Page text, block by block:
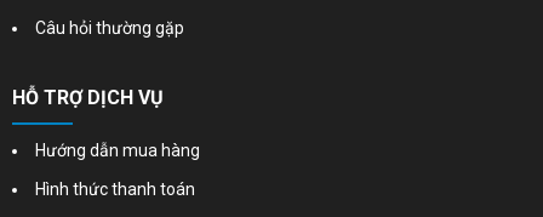
Câu hỏi thường gặp
HỖ TRỢ DỊCH VỤ
Hướng dẫn mua hàng
Hình thức thanh toán